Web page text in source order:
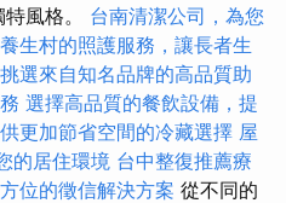
風格。 台南清潔公司，為您
養生村的照護服務，讓長者生
選來自知名品牌的高品質助
選擇高品質的餐飲設備，提
更加節省空間的冷藏選擇 屋
的居住環境 台中整復推薦療
位的徵信解決方案 從不同的